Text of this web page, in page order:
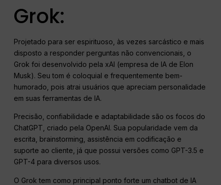
Grok:
Projetado para ser espirituoso, às vezes sarcástico e mais
disposto a responder perguntas não convencionais, o
Grok foi desenvolvido pela xAI (empresa de IA de Elon
Musk). Seu tom é coloquial e frequentemente bem-
humorado, pois atrai usuários que apreciam personalidade
em suas ferramentas de IA.
Precisão, confiabilidade e adaptabilidade são os focos do
ChatGPT, criado pela OpenAI. Sua popularidade vem da
escrita, brainstorming, assistência em codificação e
suporte ao cliente, já que possui versões como GPT-3.5 e
GPT-4 para diversos usos.
O Grok tem como principal ponto forte um chatbot de IA